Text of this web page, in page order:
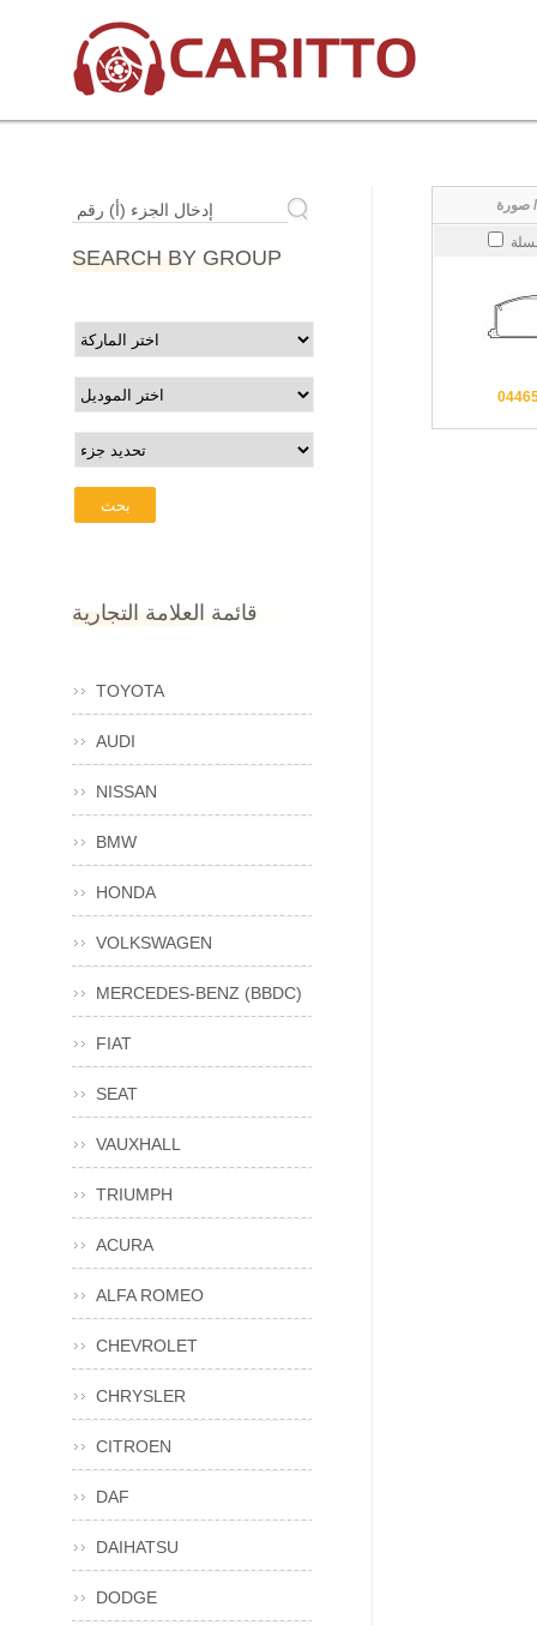
إدخال الجزء (أ) رقم
SEARCH BY GROUP
قائمة العلامة التجارية
TOYOTA
AUDI
NISSAN
BMW
HONDA
VOLKSWAGEN
MERCEDES-BENZ (BBDC)
FIAT
SEAT
VAUXHALL
TRIUMPH
ACURA
ALFA ROMEO
CHEVROLET
CHRYSLER
CITROEN
DAF
DAIHATSU
DODGE